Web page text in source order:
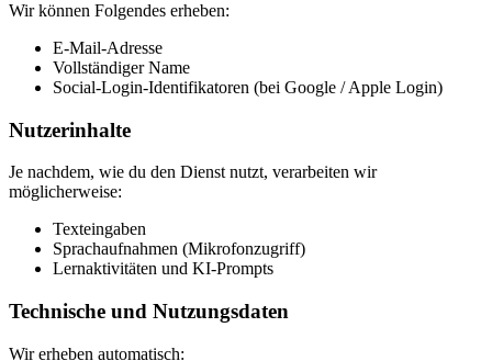
Wir können Folgendes erheben:
E-Mail-Adresse
Vollständiger Name
Social-Login-Identifikatoren (bei Google / Apple Login)
Nutzerinhalte
Je nachdem, wie du den Dienst nutzt, verarbeiten wir
möglicherweise:
Texteingaben
Sprachaufnahmen (Mikrofonzugriff)
Lernaktivitäten und KI-Prompts
Technische und Nutzungsdaten
Wir erheben automatisch: